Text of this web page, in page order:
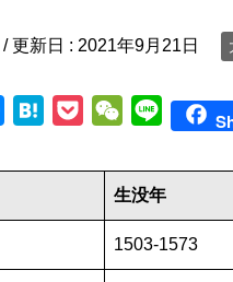
/ 更新日 : 2021年9月21日
s
t
c
W
C
h
L
n
e
生没年
1503-1573